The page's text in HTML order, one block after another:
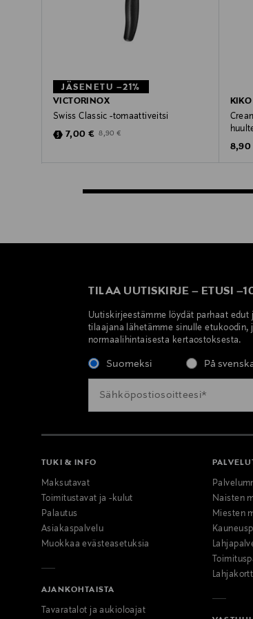
JÄSENETU –21%
VICTORINOX
Swiss Classic -tomaattiveitsi
Discounted Price
7,00 € Original Price
8,90 €
8,90
TILAA UUTISKIRJE – ETUSI –
Uutiskirjeestämme löydät parhaat
tilaajana lähetämme sinulle etukoodin,
normaalihintaisesta kertaostoksesta.
Suomeksi På
TUKI & INFO
Maksutavat
Toimitustavat ja -kulut
Palautus
Asiakaspalvelu
Muokkaa evästeasetuksia
AJANKOHTAISTA
Tavaratalot ja aukioloajat
Naisten
Miesten